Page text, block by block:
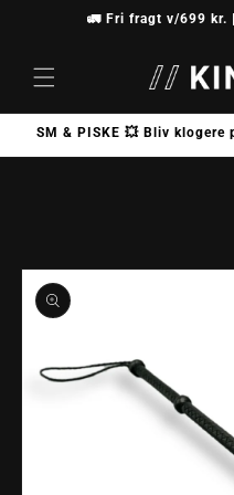
🚛 Fri fragt v/699 kr.
SM & PISKE 💥 Bliv klogere